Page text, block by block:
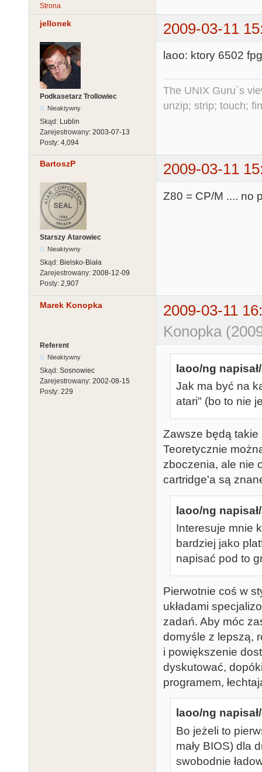
Strona
jellonek 2009-03-11
Podkasetarz Trollowiec
Nieaktywny
Skąd: Lublin
Zarejestrowany: 2003-07-13
Posty: 4,094
laoo: ktory 6502
The UNIX Guru`s
unzip; strip; touch;
BartoszP 2009-03-11
Starszy Atarowiec
Nieaktywny
Skąd: Bielsko-Biała
Zarejestrowany: 2008-12-09
Posty: 2,907
Z80 = CP/M .... no
Marek Konopka
2009-03-11
Konopka
Referent
Nieaktywny
Skąd: Sosnowiec
Zarejestrowany: 2002-08-15
Posty: 229
laoo/ng
Jak ma być na
atari" (bo to nie
Zawsze będą takie
Teoretycznie
zboczenia, ale nie
cartridge'a są
laoo/ng
Interesuje mnie
bardziej jako
napisać pod to
Pierwotnie coś w
układami
zadań. Aby móc
domyśle z lepszą,
i powiększenie
dyskutować,
programem,
laoo/ng
Bo jeżeli to
mały BIOS) dla
swobodnie